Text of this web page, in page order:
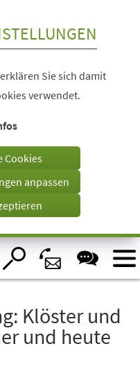
Sie sich damit
verwendet.
Cookies
anpassen
Klöster und
und heute